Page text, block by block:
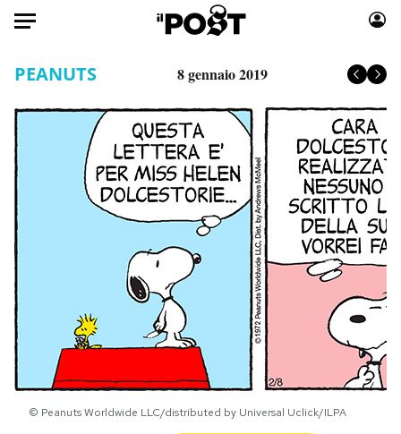
HOME
Mondo
Politica
Economia
Sport
Moda
Libri
Consumismi
Storie/Idee
Ok Boomer!
Media
Europa
Altrecose
Mondiali calcio 2026
PEANUTS 8 gennaio 2019
© Peanuts Worldwide LLC/distributed by Universal Uclick/ILPA